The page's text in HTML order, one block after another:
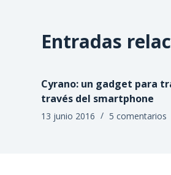
Entradas
Cyrano: un gadget para
través del smartphone
13 junio 2016 5 comentarios